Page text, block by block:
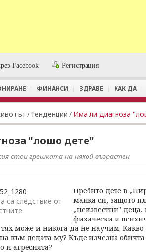
Facebook Регистрация
ФИНАНСИ ЗДРАВЕ КАК ДА
/ Тенденции / Има ли диагноза
"лошо дете"
стои грешката на някой възрастен
са следствие от
Пребито дете в
майка си, защото
„неизвестни"
физически и
може и никога да не научим. Какво
към децата му? Къде изчезна
и агресията?